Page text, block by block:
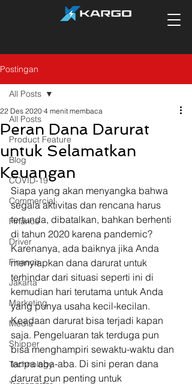
Postingan
All Posts
Product Feature
Blog
COVID-19
Commercial
Finance
Driver
Finance
Jakarta
Marketing
Media
Shipper
Technology
All Posts
Peran Dana Darurat
untuk Selamatkan
Keuangan
22 Des 2020 4 menit membaca
Siapa yang akan menyangka bahwa
segala aktivitas dan rencana harus
tertunda, dibatalkan, bahkan berhenti
di tahun 2020 karena pandemic?
Karenanya, ada baiknya jika Anda
menyiapkan dana darurat untuk
terhindar dari situasi seperti ini di
kemudian hari terutama untuk Anda
yang punya usaha kecil-kecilan.
Keadaan darurat bisa terjadi kapan
saja. Pengeluaran tak terduga pun
bisa menghampiri sewaktu-waktu dan
tanpa aba-aba. Di sini peran dana
darurat pun penting untuk